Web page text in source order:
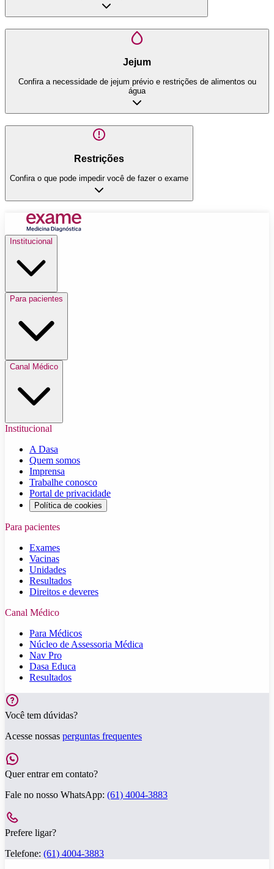
Jejum
Confira a necessidade de jejum prévio e restrições de alimentos ou
água
Restrições
Confira o que pode impedir você de fazer o exame
Institucional
Para pacientes
Canal Médico
Institucional
A Dasa
Quem somos
Imprensa
Trabalhe conosco
Portal de privacidade
Política de cookies
Para pacientes
Exames
Vacinas
Unidades
Resultados
Direitos e deveres
Canal Médico
Para Médicos
Núcleo de Assessoria Médica
Nav Pro
Dasa Educa
Resultados
Você tem dúvidas?
Acesse nossas perguntas frequentes
Quer entrar em contato?
Fale no nosso WhatsApp: (61) 4004-3883
Prefere ligar?
Telefone: (61) 4004-3883